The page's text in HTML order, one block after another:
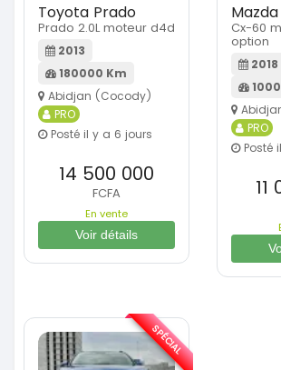
Toyota Prado
Prado 2.0L moteur d4d
2013
180000 Km
Abidjan (Cocody)
PRO
Posté il y a 6 jours
14 500 000
FCFA
En vente
Voir détails
Cx-60
option
2018
PRO
Posté
11
SPÉCIAL